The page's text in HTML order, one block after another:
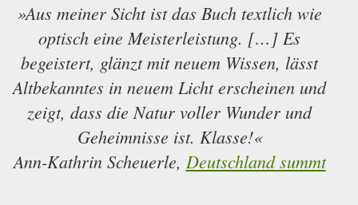
»Aus meiner Sicht ist das Buch textlich wie
optisch eine Meisterleistung. […] Es
begeistert, glänzt mit neuem Wissen, lässt
Altbekanntes in neuem Licht erscheinen und
zeigt, dass die Natur voller Wunder und
Geheimnisse ist. Klasse!«
Ann-Kathrin Scheuerle, Deutschland summt